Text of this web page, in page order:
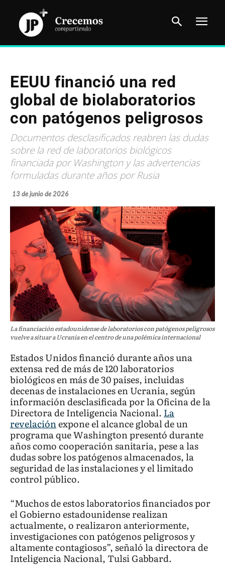
EEUU financió una red
global de biolaboratorios
con patógenos peligrosos
Documentos desclasificados reabren las dudas
sobre la red de laboratorios biológicos
financiada por Washington y las advertencias
formuladas durante años por Rusia
13 de junio de 2026
La financiación estadounidense de laboratorios con patógenos peligrosos
vuelve a situar a Ucrania en el centro de una polémica internacional
Estados Unidos financió durante años una
extensa red de más de 120 laboratorios
biológicos en más de 30 países, incluidas
decenas de instalaciones en Ucrania, según
información desclasificada por la Oficina de la
Directora de Inteligencia Nacional. La
revelaciónexpone el alcance global de un
programa que Washington presentó durante
años como cooperación sanitaria, pese a las
dudas sobre los patógenos almacenados, la
seguridad de las instalaciones y el limitado
control público.
“Muchos de estos laboratorios financiados por
el Gobierno estadounidense realizan
actualmente, o realizaron anteriormente,
investigaciones con patógenos peligrosos y
altamente contagiosos”, señaló la directora de
Inteligencia Nacional, Tulsi Gabbard.